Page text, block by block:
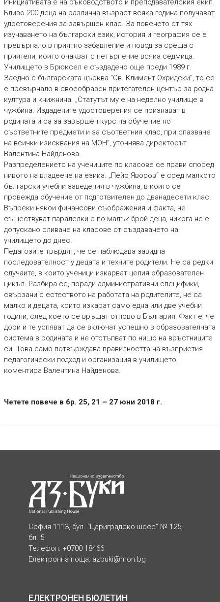
Инициативата е на ръководството и преподавателския екип.
Близо 200 деца на различна възраст всяка година получават
удостоверения за завършен клас. За повечето от тях
изучаването на български език, история и география се е
превърнало в приятно забавление и повод за среща с
приятели, които очакват с нетърпение всяка седмица.
Училището в Брюксел е създадено още преди 1989 г.
Заедно с българската църква “Св. Климент Охридски”, то се
е превърнало в своеобразен притегателен център за родна
култура и книжнина. „Статутът му е на неделно училище в
чужбина. Издадените удостоверения се признават в
родината и са за завършен курс на обучение по
съответните предмети и за съответния клас, при спазване
на всички изисквания на МОН“, уточнява директорът
Валентина Найденова.
Разпределението на учениците по класове се прави според
нивото на владеене на езика. „Пейо Яворов“ е сред малкото
български учебни заведения в чужбина, в които се
провежда обучение от подготвителен до дванадесети клас.
Въпреки някои финансови съображения и факта, че
съществуват паралелки с по-малък брой деца, никога не е
допускано сливане на класове от създаването на
училището до днес.
Педагозите твърдят, че се наблюдава завидна
последователност у децата и техните родители. Не са редки
случаите, в които ученици изкарват целия образователен
цикъл. Разбира се, поради административни специфики,
свързани с естеството на работата на родителите, не са
малко и децата, които изкарат само една или две учебни
години, след което се връщат отново в България. Факт е, че
дори и те успяват да се включат успешно в образователната
система в родината и не отстъпват по нищо на връстниците
си. Това само потвърждава правилността на възприетия
педагогически подход и организация в училището,
коментира Валентина Найденова.
Четете повече в бр. 25, 21 – 27 юни 2018 г.
София 1113, бул. “Цариградско шосе” № 125,
бл. 5
Телефон: +0700 18466
Електронна поща: azbuki@mon.bg
ЕЛЕКТРОНЕН БЮЛЕТИН